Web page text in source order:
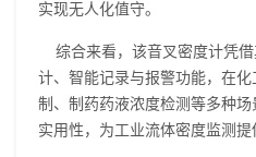
实现无人化值守。
综合来看，该音叉密度计凭
计、智能记录与报警功能，在
制、制药药液浓度检测等多种
实用性，为工业流体密度监测提